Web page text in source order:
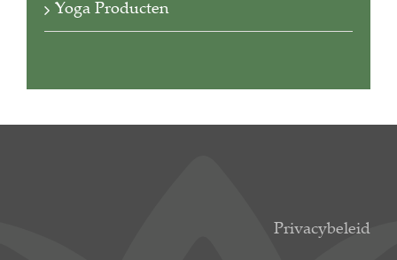
Yoga Producten
Privacybeleid